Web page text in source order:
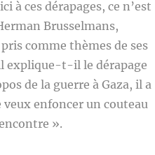
à ces dérapages, ce n’est
Brusselmans,
comme thèmes de ses
explique-t-il le dérapage
de la guerre à Gaza, il a
enfoncer un couteau
».